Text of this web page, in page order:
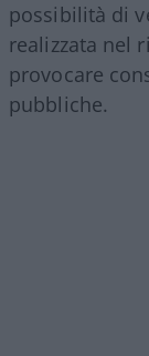
possibilità di
realizzata nel
provocare
pubbliche.